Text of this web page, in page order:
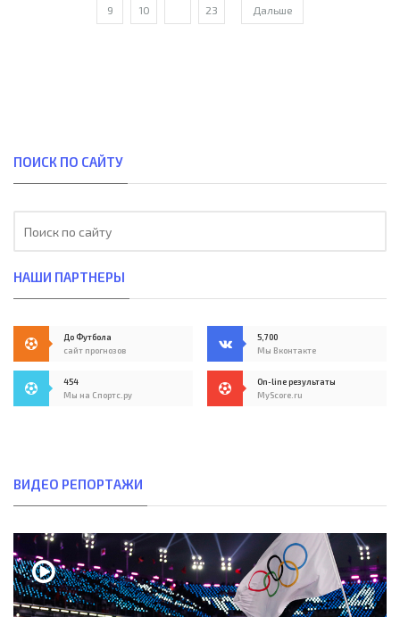
9 10 23 Дальше
ПОИСК ПО САЙТУ
НАШИ ПАРТНЕРЫ
До Футбола
сайт прогнозов
5,700
Мы Вконтакте
454
Мы на Спортс.ру
On-line результаты
MyScore.ru
ВИДЕО РЕПОРТАЖИ